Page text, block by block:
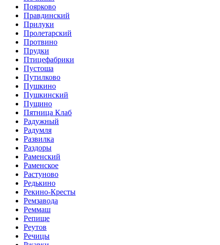
Поярково
Правдинский
Прилуки
Пролетарский
Протвино
Прудки
Птицефабрики
Пустоша
Путилково
Пушкино
Пушкинский
Пущино
Пятница Клаб
Радужный
Радумля
Развилка
Раздоры
Раменский
Раменское
Растуново
Редькино
Рекино-Кресты
Ремзавода
Реммаш
Репище
Реутов
Речицы